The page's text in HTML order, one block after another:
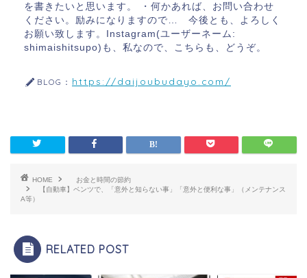
を書きたいと思います。 ・何かあれば、お問い合わせ
ください。励みになりますので… 今後とも、よろしく
お願い致します。Instagram(ユーザーネーム:
shimaishitsupo)も、私なので、こちらも、どうぞ。
BLOG： https://daijoubudayo.com/
HOME
お金と時間の節約
【自動車】ベンツで、「意外と知らない事」「意外と便利な事」（メンテナンス
A等）
RELATED POST